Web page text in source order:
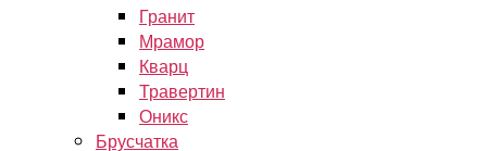
Гранит
Мрамор
Кварц
Травертин
Оникс
Брусчатка